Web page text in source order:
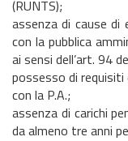
(RUNTS);
assenza di cause
con la pubblica
ai sensi dell’art. 94
possesso di
con la P.A.;
assenza di carichi
da almeno tre anni